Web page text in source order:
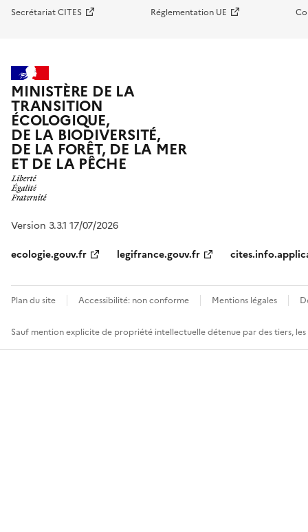
Secrétariat CITES Réglementation UE
MINISTÈRE DE LA
TRANSITION
ÉCOLOGIQUE,
DE LA BIODIVERSITÉ,
DE LA FORÊT, DE LA MER
ET DE LA PÊCHE
Version 3.3.1 17/07/2026
ecologie.gouv.fr
legifrance.gouv.fr
Plan du site Accessibilité: non conforme Mentions légales
Sauf mention explicite de propriété intellectuelle détenue par des tiers,